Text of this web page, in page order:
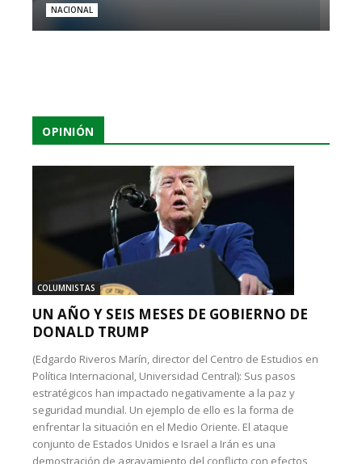
NACIONAL
OPINIÓN
COLUMNISTAS
UN AÑO Y SEIS MESES DE GOBIERNO DE
DONALD TRUMP
(Edgardo Riveros Marín, director del Centro de Estudios en
Política Internacional, Universidad Central): Sus pasos
estratégicos han impactado negativamente a la paz y
seguridad mundial. Un ejemplo de ello es la forma de
enfrentar la situación en el Medio Oriente. El ataque
conjunto de Estados Unidos e Israel a Irán es una
demostración de agravamiento del conflicto con efectos